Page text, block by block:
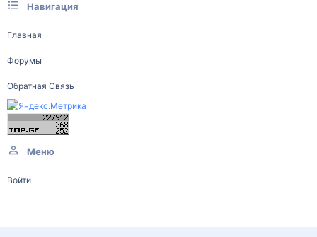
Навигация
Главная
Форумы
Обратная Связь
Меню
Войти